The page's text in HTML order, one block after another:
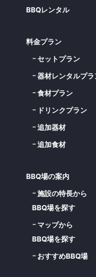
BBQレンタル
料金プラン
セットプラン
器材レンタルプラ
食材プラン
ドリンクプラン
追加器材
追加食材
BBQ場の案内
施設の特長から
BBQ場を探す
マップから
BBQ場を探す
おすすめBBQ場